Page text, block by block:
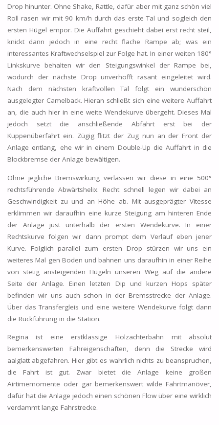
Drop hinunter. Ohne Shake, Rattle, dafür aber mit ganz schön viel
Roll rasen wir mit 90 km/h durch das erste Tal und sogleich den
ersten Hügel empor. Die Auffahrt geschieht dabei erst recht steil,
knickt dann jedoch in eine recht flache Rampe ab; was ein
interessantes Kraftwechselspiel zur Folge hat. In einer weiten 180°
Linkskurve behalten wir den Steigungswinkel der Rampe bei,
wodurch der nächste Drop unverhofft rasant eingeleitet wird.
Nach dem nächsten kraftvollen Tal folgt ein wunderschön
ausgelegter Camelback. Hieran schließt sich eine weitere Auffahrt
an, die auch hier in eine weite Wendekurve übergeht. Dieses Mal
jedoch setzt die anschließende Abfahrt erst bei der
Kuppenüberfahrt ein. Zügig flitzt der Zug nun an der Front der
Anlage entlang, ehe wir in einem Double-Up die Auffahrt in die
Blockbremse der Anlage bewältigen.
Ohne jegliche Bremswirkung verlassen wir diese in eine 500°
rechtsführende Abwärtshelix. Recht schnell legen wir dabei an
Geschwindigkeit zu und an Höhe ab. Mit ausgeprägter Vitesse
erklimmen wir daraufhin eine kurze Steigung am hinteren Ende
der Anlage just unterhalb der ersten Wendekurve. In einer
Rechtskurve folgen wir dann prompt dem Verlauf eben jener
Kurve. Folglich parallel zum ersten Drop stürzen wir uns ein
weiteres Mal gen Boden und bahnen uns daraufhin in einer Reihe
von stetig ansteigenden Hügeln unseren Weg auf die andere
Seite der Anlage. Einen letzten Dip und kurzen Hops später
befinden wir uns auch schon in der Bremsstrecke der Anlage.
Über das Transfergleis und eine weitere Wendekurve folgt dann
die Rückführung in die Station.
Regina ist eine erstklassige Holzachterbahn mit absolut
bemerkenswerten Fahreigenschaften, denn die Strecke wird
aalglatt abgefahren. Hier gibt es wahrlich nichts zu beanspruchen,
die Fahrt ist gut. Zwar bietet die Anlage keine großen
Airtimemomente oder gar bemerkenswert wilde Fahrtmanöver,
dafür hat die Anlage jedoch einen schönen Flow über eine wirklich
verdammt lange Fahrstrecke.